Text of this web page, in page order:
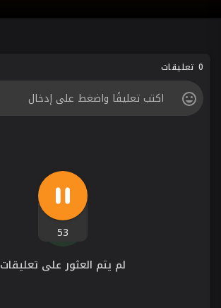
53
0 تعليقات
لم يتم العثور على تعليقات